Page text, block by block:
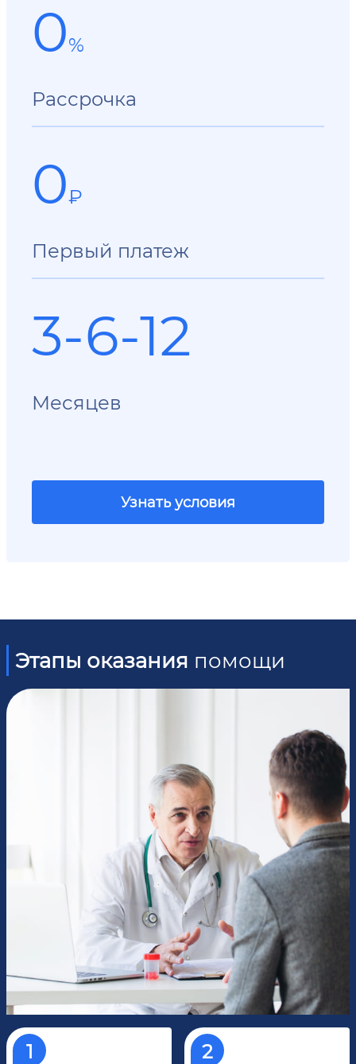
0%
Рассрочка
0₽
Первый платеж
3-6-12
Месяцев
Узнать условия
Этапы оказания помощи